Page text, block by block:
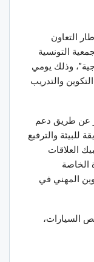
التعاون
التونسية
وذلك يومي
و14 جوان 2025 بمركز التكوين والتدريب
عن طريق دعم
للبيئة والترفيع
العلاقات
الخاصة
المهني في
السيارات،